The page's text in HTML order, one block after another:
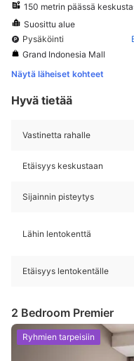
150 metrin päässä
Suosittu alue
Pysäköinti
Grand Indonesia Mall
Näytä läheiset kohteet
Hyvä tietää
Vastinetta rahalle
Etäisyys keskustaan
Sijainnin pisteytys
Lähin lentokenttä
Etäisyys lentokentälle
2 Bedroom Premier
Ryhmien tarpeisiin